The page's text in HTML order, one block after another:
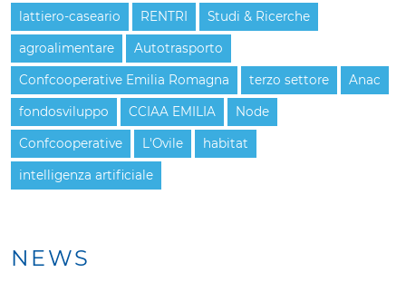
NEWS
lattiero-caseario RENTRI Studi & Ricerche
agroalimentare Autotrasporto
Confcooperative Emilia Romagna terzo settore Anac
fondosviluppo CCIAA EMILIA Node
Confcooperative L'Ovile habitat
intelligenza artificiale